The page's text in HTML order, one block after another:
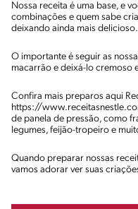
Nossa receita é uma base, e
combinações e quem sabe
deixando ainda mais delicioso.
O importante é seguir as
macarrão e deixá-lo cremoso
Confira mais preparos aqui
https://
de panela de pressão, como
legumes, feijão-tropeiro e
Quando preparar nossas
vamos adorar ver suas